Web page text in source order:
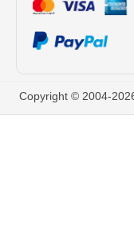
Copyright © 2004-